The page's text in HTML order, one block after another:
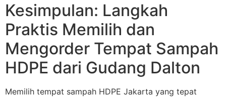
Kesimpulan: Langkah
Praktis Memilih dan
Mengorder Tempat Sampah
HDPE dari Gudang Dalton
Memilih tempat sampah HDPE Jakarta yang tepat